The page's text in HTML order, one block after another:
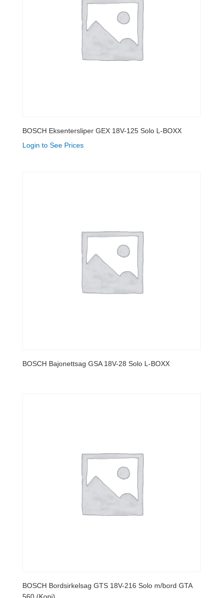
BOSCH Eksentersliper GEX 18V-125 Solo L-BOXX
Login to See Prices
BOSCH Bajonettsag GSA 18V-28 Solo L-BOXX
BOSCH Bordsirkelsag GTS 18V-216 Solo m/bord GTA